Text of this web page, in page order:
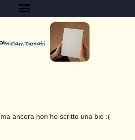
Miriam Donati
ancora non ho scritto una bio :(